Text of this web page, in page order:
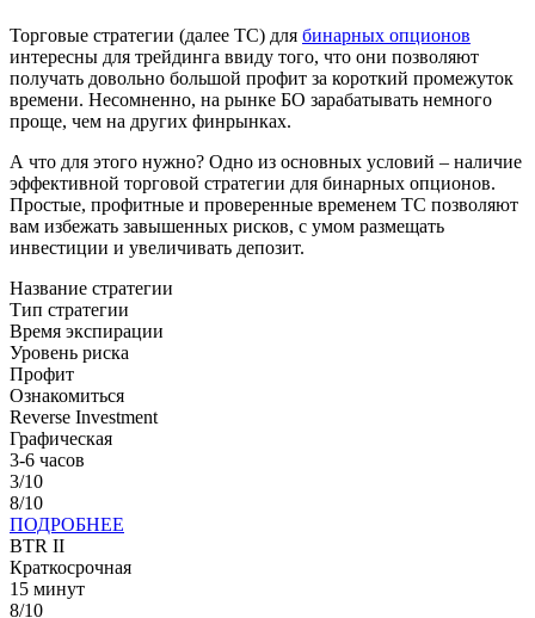
Торговые стратегии (далее ТС) для бинарных опционов
интересны для трейдинга ввиду того, что они позволяют
получать довольно большой профит за короткий промежуток
времени. Несомненно, на рынке БО зарабатывать немного
проще, чем на других финрынках.
А что для этого нужно? Одно из основных условий – наличие
эффективной торговой стратегии для бинарных опционов.
Простые, профитные и проверенные временем ТС позволяют
вам избежать завышенных рисков, с умом размещать
инвестиции и увеличивать депозит.
Название стратегии
Тип стратегии
Время экспирации
Уровень риска
Профит
Ознакомиться
Reverse Investment
Графическая
3-6 часов
3/10
8/10
ПОДРОБНЕЕ
BTR II
Краткосрочная
15 минут
8/10